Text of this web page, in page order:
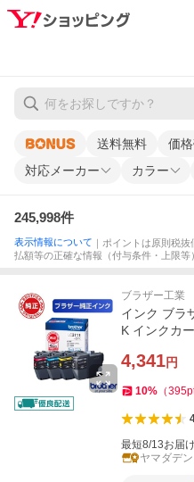
送料無料 価
対応メーカー カラー
245,998件
表示情報について ｜ポイントは原則税
払額等の正確な情報（付与条件・上限
ブラザー工業
インク ブラ
K インクカ
4,341円
10% （395
最短8/13お届け
ヤマダデ